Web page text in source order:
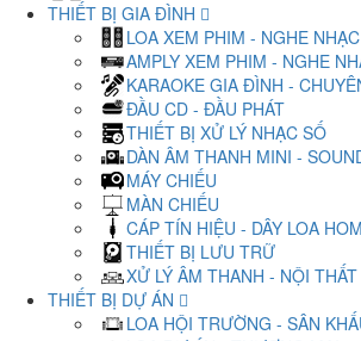
THIẾT BỊ GIA ĐÌNH
LOA XEM PHIM - NGHE NHẠC
AMPLY XEM PHIM - NGHE
KARAOKE GIA ĐÌNH -
ĐẦU CD - ĐẦU PHÁT
THIẾT BỊ XỬ LÝ NHẠC SỐ
DÀN ÂM THANH MINI -
MÁY CHIẾU
MÀN CHIẾU
CÁP TÍN HIỆU - DÂY LOA
THIẾT BỊ LƯU TRỮ
XỬ LÝ ÂM THANH - NỘI THẤT
THIẾT BỊ DỰ ÁN
LOA HỘI TRƯỜNG - SÂN